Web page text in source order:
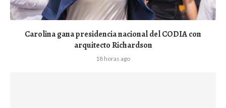
Carolina gana presidencia nacional del CODIA con
arquitecto Richardson
18 horas ago